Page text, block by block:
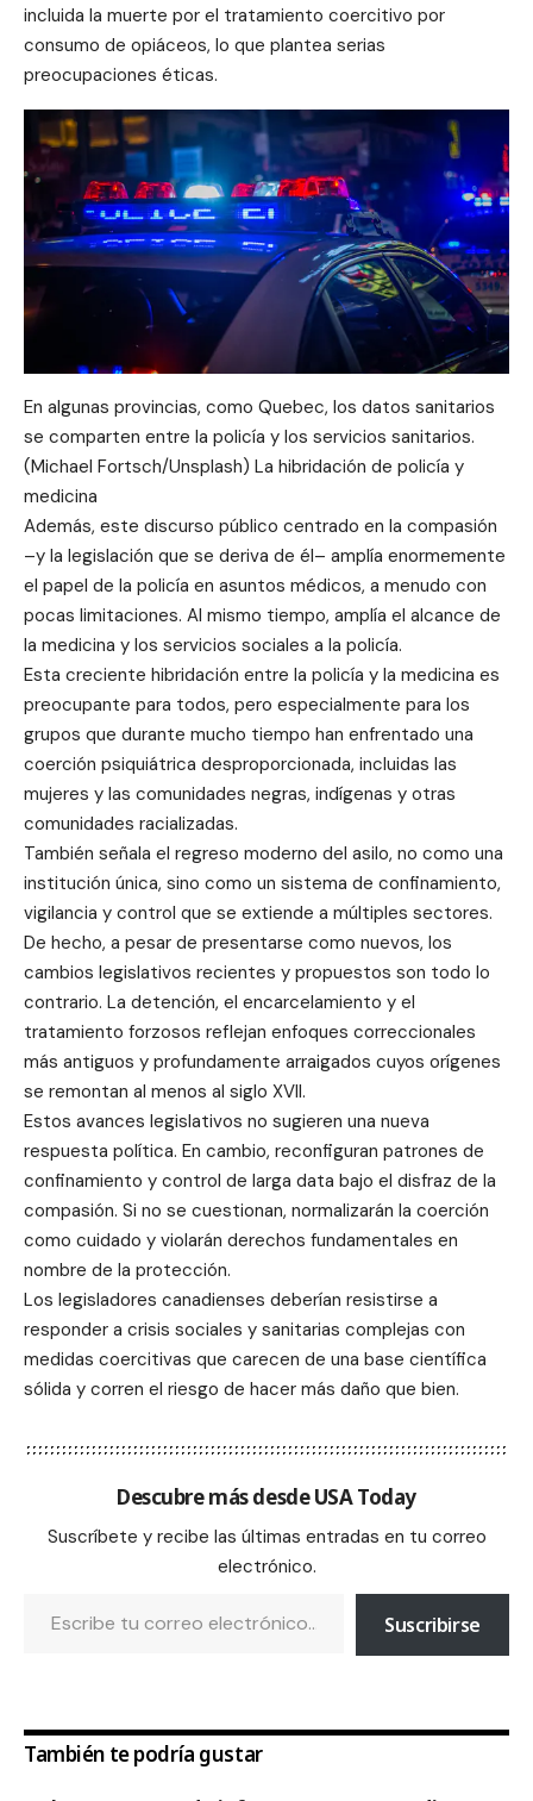
incluida la muerte por el tratamiento coercitivo por
consumo de opiáceos, lo que plantea serias
preocupaciones éticas.
En algunas provincias, como Quebec, los datos sanitarios
se comparten entre la policía y los servicios sanitarios.
(Michael Fortsch/Unsplash) La hibridación de policía y
medicina
Además, este discurso público centrado en la compasión
–y la legislación que se deriva de él– amplía enormemente
el papel de la policía en asuntos médicos, a menudo con
pocas limitaciones. Al mismo tiempo, amplía el alcance de
la medicina y los servicios sociales a la policía.
Esta creciente hibridación entre la policía y la medicina es
preocupante para todos, pero especialmente para los
grupos que durante mucho tiempo han enfrentado una
coerción psiquiátrica desproporcionada, incluidas las
mujeres y las comunidades negras, indígenas y otras
comunidades racializadas.
También señala el regreso moderno del asilo, no como una
institución única, sino como un sistema de confinamiento,
vigilancia y control que se extiende a múltiples sectores.
De hecho, a pesar de presentarse como nuevos, los
cambios legislativos recientes y propuestos son todo lo
contrario. La detención, el encarcelamiento y el
tratamiento forzosos reflejan enfoques correccionales
más antiguos y profundamente arraigados cuyos orígenes
se remontan al menos al siglo XVII.
Estos avances legislativos no sugieren una nueva
respuesta política. En cambio, reconfiguran patrones de
confinamiento y control de larga data bajo el disfraz de la
compasión. Si no se cuestionan, normalizarán la coerción
como cuidado y violarán derechos fundamentales en
nombre de la protección.
Los legisladores canadienses deberían resistirse a
responder a crisis sociales y sanitarias complejas con
medidas coercitivas que carecen de una base científica
sólida y corren el riesgo de hacer más daño que bien.
Descubre más desde USA Today
Suscríbete y recibe las últimas entradas en tu correo
electrónico.
Suscribirse
También te podría gustar